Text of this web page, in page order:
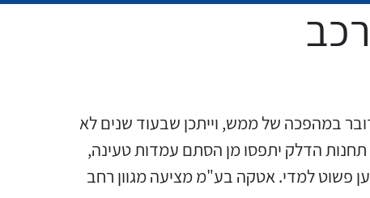
מפסקים יצוקים סידרת TIMAX
וסידרת XT
בקרי מכונה וכרטיסי IO
קופסאות "19
מפסקי DIPSWITCH
ציוד מוגן EX לפי תקן אירופאי
(ATEX) אמריקאי (UL)
אפליקציה (יישומון) לאיתור
מיקום מטענים וניהול הטעינה
מהדקי חלוקה לסולרי
במהפכה של ממש, וייתכן שבעוד שנים לא
תחנות הדלק יתפסו מן הסתם עמדות טעינה,
פשוט למדי. אטקה בע"מ מציעה מגוון רחב